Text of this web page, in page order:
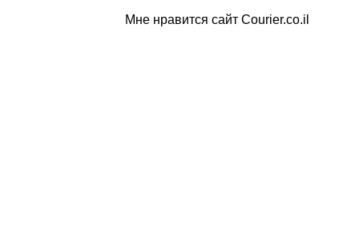
Мне нравится сайт Courier.co.il